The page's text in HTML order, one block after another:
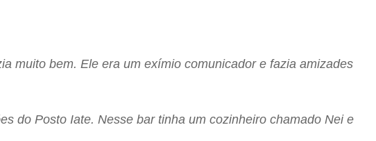
muito bem. Ele era um exímio comunicador e fazia amizades
do Posto Iate. Nesse bar tinha um cozinheiro chamado Nei e